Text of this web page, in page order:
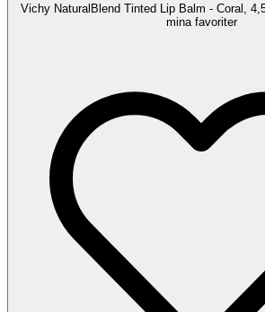
Vichy NaturalBlend Tinted Lip Balm - Coral,
mina favoriter